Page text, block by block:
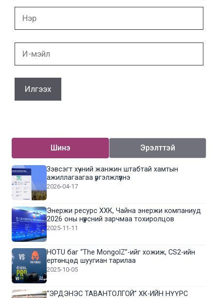
мэйл
Шинэ Эрэлттэй
Зэвсэгт хүчний жанжин штабтай хамтын
ажиллагаагаа үргэлжлүүлнэ
2026-04-17
Энержи ресурс ХХК, Чайна энержи компаниуд
2026 оны нүүрсний зарчмаа тохиролцов
2025-11-11
HOTU баг “The MongolZ”-ийг хожиж, CS2-ийн
ертөнцөд шуугиан тарилаа
2025-10-05
“ЭРДЭНЭС ТАВАНТОЛГОЙ” ХК-ИЙН НҮҮРС